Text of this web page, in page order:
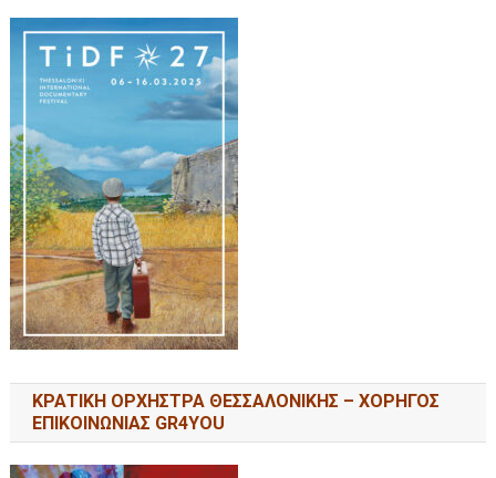
ΚΡΑΤΙΚΗ ΟΡΧΗΣΤΡΑ ΘΕΣΣΑΛΟΝΙΚΗΣ – ΧΟΡΗΓΟΣ
ΕΠΙΚΟΙΝΩΝΙΑΣ GR4YOU